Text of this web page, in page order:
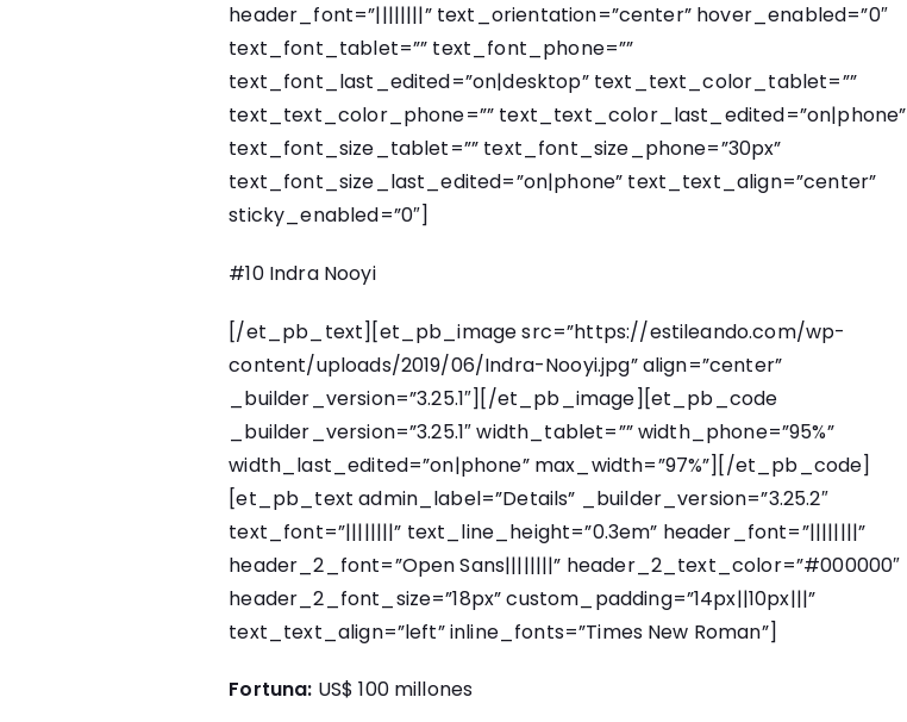
header_font=”||||||||” text_orientation=”center” hover_enabled=”0″
text_font_tablet=”” text_font_phone=””
text_font_last_edited=”on|desktop” text_text_color_tablet=””
text_text_color_phone=”” text_text_color_last_edited=”on|phone”
text_font_size_tablet=”” text_font_size_phone=”30px”
text_font_size_last_edited=”on|phone” text_text_align=”center”
sticky_enabled=”0″]
#10 Indra Nooyi
[/et_pb_text][et_pb_image src=”https://estileando.com/wp-
content/uploads/2019/06/Indra-Nooyi.jpg” align=”center”
_builder_version=”3.25.1″][/et_pb_image][et_pb_code
_builder_version=”3.25.1″ width_tablet=”” width_phone=”95%”
width_last_edited=”on|phone” max_width=”97%”] [/et_pb_code]
[et_pb_text admin_label=”Details” _builder_version=”3.25.2″
text_font=”||||||||” text_line_height=”0.3em” header_font=”||||||||”
header_2_font=”Open Sans||||||||” header_2_text_color=”#000000″
header_2_font_size=”18px” custom_padding=”14px||10px|||”
text_text_align=”left” inline_fonts=”Times New Roman”]
Fortuna: US$ 100 millones